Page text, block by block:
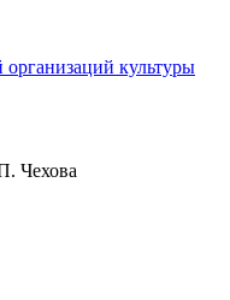
организаций культуры
Чехова